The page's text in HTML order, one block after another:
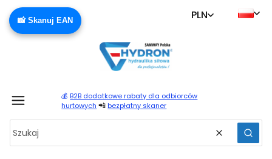
📸 Skanuj EAN PLN
💰 B2B dodatkowe rabaty dla odbiorców
hurtowych 📲 bezpłatny skaner
Wyczyść